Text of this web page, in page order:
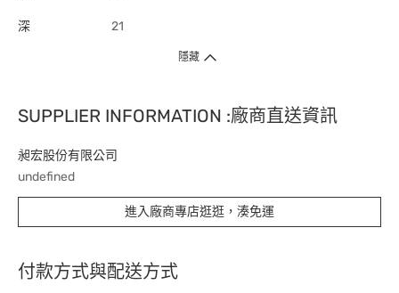
深 21
隱藏
SUPPLIER INFORMATION :廠商直送資訊
昶宏股份有限公司
undefined
進入廠商專店逛逛，湊免運
付款方式與配送方式